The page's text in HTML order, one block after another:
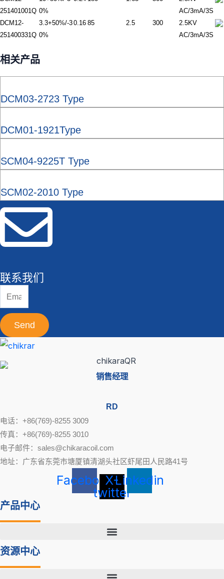
251401001Q 0%
AC/3mA/3S
DCM12-
251400331Q
3.3+50%/-3
0%
0.16 85 2.5 300
2.5KV
AC/3mA/3S
相关产品
DCM03-2723 Type
DCM01-1921Type
SCM04-9225T Type
SCM02-2010 Type
联系我们
Send
销售经理
RD
电话：+86(769)-8255 3009
传真：+86(769)-8255 3010
电子邮件：sales@chikaracoil.com
地址：广东省东莞市塘厦镇清湖头社区虾尾田人民路41号
FacebookX-
twitter
Linkedin
产品中心
资源中心